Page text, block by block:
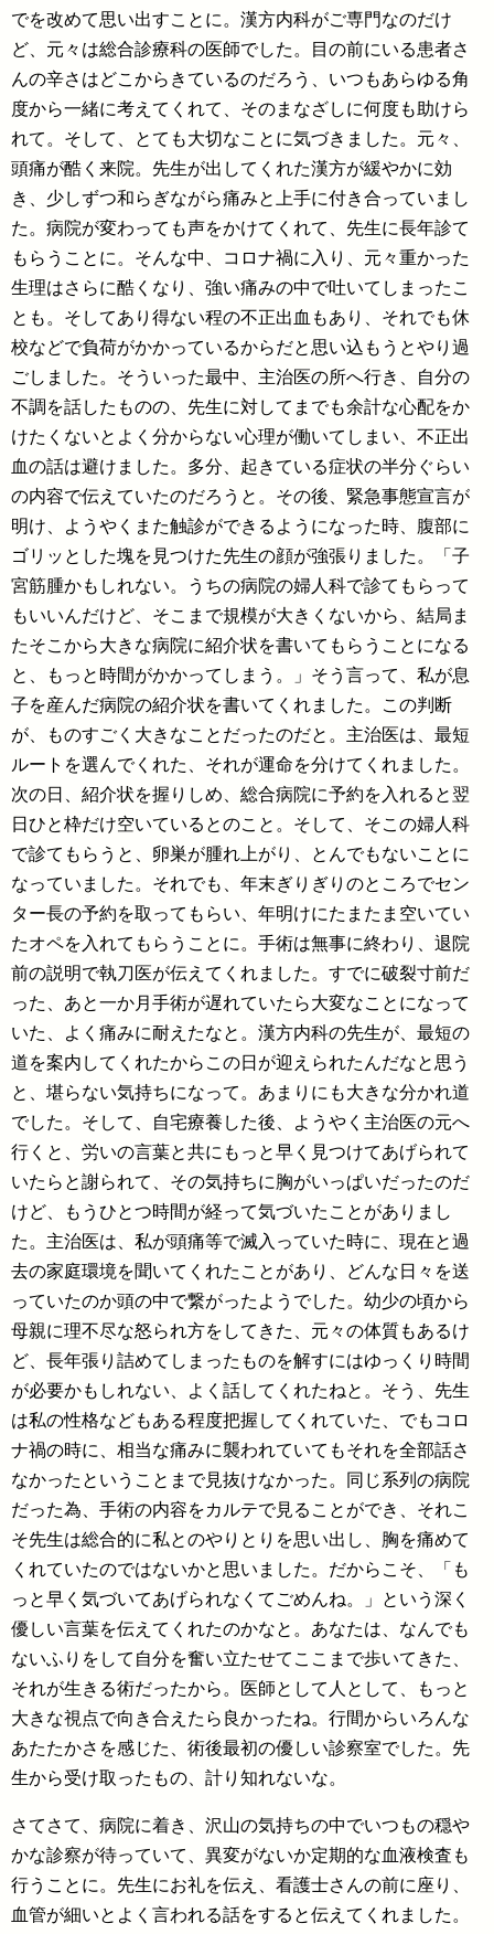
でを改めて思い出すことに。漢方内科がご専門なのだけ
ど、元々は総合診療科の医師でした。目の前にいる患者さ
んの辛さはどこからきているのだろう、いつもあらゆる角
度から一緒に考えてくれて、そのまなざしに何度も助けら
れて。そして、とても大切なことに気づきました。元々、
頭痛が酷く来院。先生が出してくれた漢方が緩やかに効
き、少しずつ和らぎながら痛みと上手に付き合っていまし
た。病院が変わっても声をかけてくれて、先生に長年診て
もらうことに。そんな中、コロナ禍に入り、元々重かった
生理はさらに酷くなり、強い痛みの中で吐いてしまったこ
とも。そしてあり得ない程の不正出血もあり、それでも休
校などで負荷がかかっているからだと思い込もうとやり過
ごしました。そういった最中、主治医の所へ行き、自分の
不調を話したものの、先生に対してまでも余計な心配をか
けたくないとよく分からない心理が働いてしまい、不正出
血の話は避けました。多分、起きている症状の半分ぐらい
の内容で伝えていたのだろうと。その後、緊急事態宣言が
明け、ようやくまた触診ができるようになった時、腹部に
ゴリッとした塊を見つけた先生の顔が強張りました。「子
宮筋腫かもしれない。うちの病院の婦人科で診てもらって
もいいんだけど、そこまで規模が大きくないから、結局ま
たそこから大きな病院に紹介状を書いてもらうことになる
と、もっと時間がかかってしまう。」そう言って、私が息
子を産んだ病院の紹介状を書いてくれました。この判断
が、ものすごく大きなことだったのだと。主治医は、最短
ルートを選んでくれた、それが運命を分けてくれました。
次の日、紹介状を握りしめ、総合病院に予約を入れると翌
日ひと枠だけ空いているとのこと。そして、そこの婦人科
で診てもらうと、卵巣が腫れ上がり、とんでもないことに
なっていました。それでも、年末ぎりぎりのところでセン
ター長の予約を取ってもらい、年明けにたまたま空いてい
たオペを入れてもらうことに。手術は無事に終わり、退院
前の説明で執刀医が伝えてくれました。すでに破裂寸前だ
った、あと一か月手術が遅れていたら大変なことになって
いた、よく痛みに耐えたなと。漢方内科の先生が、最短の
道を案内してくれたからこの日が迎えられたんだなと思う
と、堪らない気持ちになって。あまりにも大きな分かれ道
でした。そして、自宅療養した後、ようやく主治医の元へ
行くと、労いの言葉と共にもっと早く見つけてあげられて
いたらと謝られて、その気持ちに胸がいっぱいだったのだ
けど、もうひとつ時間が経って気づいたことがありまし
た。主治医は、私が頭痛等で滅入っていた時に、現在と過
去の家庭環境を聞いてくれたことがあり、どんな日々を送
っていたのか頭の中で繋がったようでした。幼少の頃から
母親に理不尽な怒られ方をしてきた、元々の体質もあるけ
ど、長年張り詰めてしまったものを解すにはゆっくり時間
が必要かもしれない、よく話してくれたねと。そう、先生
は私の性格などもある程度把握してくれていた、でもコロ
ナ禍の時に、相当な痛みに襲われていてもそれを全部話さ
なかったということまで見抜けなかった。同じ系列の病院
だった為、手術の内容をカルテで見ることができ、それこ
そ先生は総合的に私とのやりとりを思い出し、胸を痛めて
くれていたのではないかと思いました。だからこそ、「も
っと早く気づいてあげられなくてごめんね。」という深く
優しい言葉を伝えてくれたのかなと。あなたは、なんでも
ないふりをして自分を奮い立たせてここまで歩いてきた、
それが生きる術だったから。医師として人として、もっと
大きな視点で向き合えたら良かったね。行間からいろんな
あたたかさを感じた、術後最初の優しい診察室でした。先
生から受け取ったもの、計り知れないな。
さてさて、病院に着き、沢山の気持ちの中でいつもの穏や
かな診察が待っていて、異変がないか定期的な血液検査も
行うことに。先生にお礼を伝え、看護士さんの前に座り、
血管が細いとよく言われる話をすると伝えてくれました。